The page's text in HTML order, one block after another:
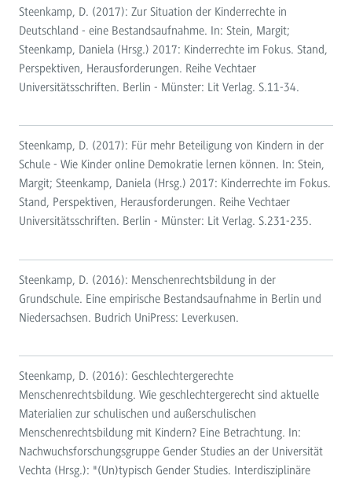
Steenkamp, D. (2017): Zur Situation der Kinderrechte in
Deutschland - eine Bestandsaufnahme. In: Stein, Margit;
Steenkamp, Daniela (Hrsg.) 2017: Kinderrechte im Fokus. Stand,
Perspektiven, Herausforderungen. Reihe Vechtaer
Universitätsschriften. Berlin - Münster: Lit Verlag. S.11-34.
Steenkamp, D. (2017): Für mehr Beteiligung von Kindern in der
Schule - Wie Kinder online Demokratie lernen können. In: Stein,
Margit; Steenkamp, Daniela (Hrsg.) 2017: Kinderrechte im Fokus.
Stand, Perspektiven, Herausforderungen. Reihe Vechtaer
Universitätsschriften. Berlin - Münster: Lit Verlag. S.231-235.
Steenkamp, D. (2016): Menschenrechtsbildung in der
Grundschule. Eine empirische Bestandsaufnahme in Berlin und
Niedersachsen. Budrich UniPress: Leverkusen.
Steenkamp, D. (2016): Geschlechtergerechte
Menschenrechtsbildung. Wie geschlechtergerecht sind aktuelle
Materialien zur schulischen und außerschulischen
Menschenrechtsbildung mit Kindern? Eine Betrachtung. In:
Nachwuchsforschungsgruppe Gender Studies an der Universität
Vechta (Hrsg.): "(Un)typisch Gender Studies. Interdisziplinäre